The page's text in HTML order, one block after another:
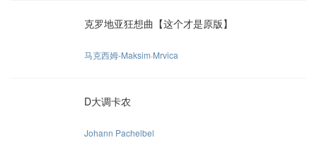
克罗地亚狂想曲【这个才是原版】
马克西姆-Maksim·Mrvica
D大调卡农
Johann Pachelbel